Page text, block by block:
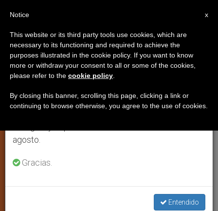
Alternativas éticas a la
eliminación del embrión
madre de adultos, y otras fuentes
MARZO 13, 2004 00:00
a s c i a
×
Aviso importante
Del 27 de julio al 7 de agosto haremos la pausa
anual, aprovechando que en el periodo de verano
se generan menos informaciones y también el
agosto.
Gracias.
Entendido
x
Notice
This website or its third party tools use cookies, which are
necessary to its functioning and required to achieve the
purposes illustrated in the cookie policy. If you want to know
more or withdraw your consent to all or some of the cookies,
please refer to the cookie policy
By closing this banner, scrolling this page, clicking a link or
continuing to browse otherwise, you agree to the use of cookies.